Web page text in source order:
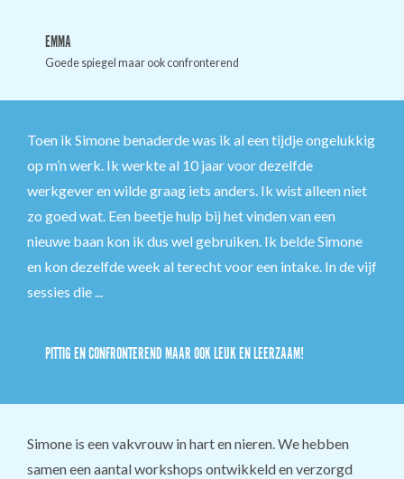
EMMA
Goede spiegel maar ook confronterend
Toen ik Simone benaderde was ik al een tijdje ongelukkig
op m’n werk. Ik werkte al 10 jaar voor dezelfde
werkgever en wilde graag iets anders. Ik wist alleen niet
zo goed wat. Een beetje hulp bij het vinden van een
nieuwe baan kon ik dus wel gebruiken. Ik belde Simone
en kon dezelfde week al terecht voor een intake. In de vijf
sessies die ...
PITTIG EN CONFRONTEREND MAAR OOK LEUK EN LEERZAAM!
Simone is een vakvrouw in hart en nieren. We hebben
samen een aantal workshops ontwikkeld en verzorgd